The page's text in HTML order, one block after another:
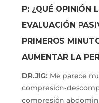
P: ¿QUÉ OPINIÓN
EVALUACIÓN
PRIMEROS
AUMENTAR LA
DR.JIG: Me parece
compresión